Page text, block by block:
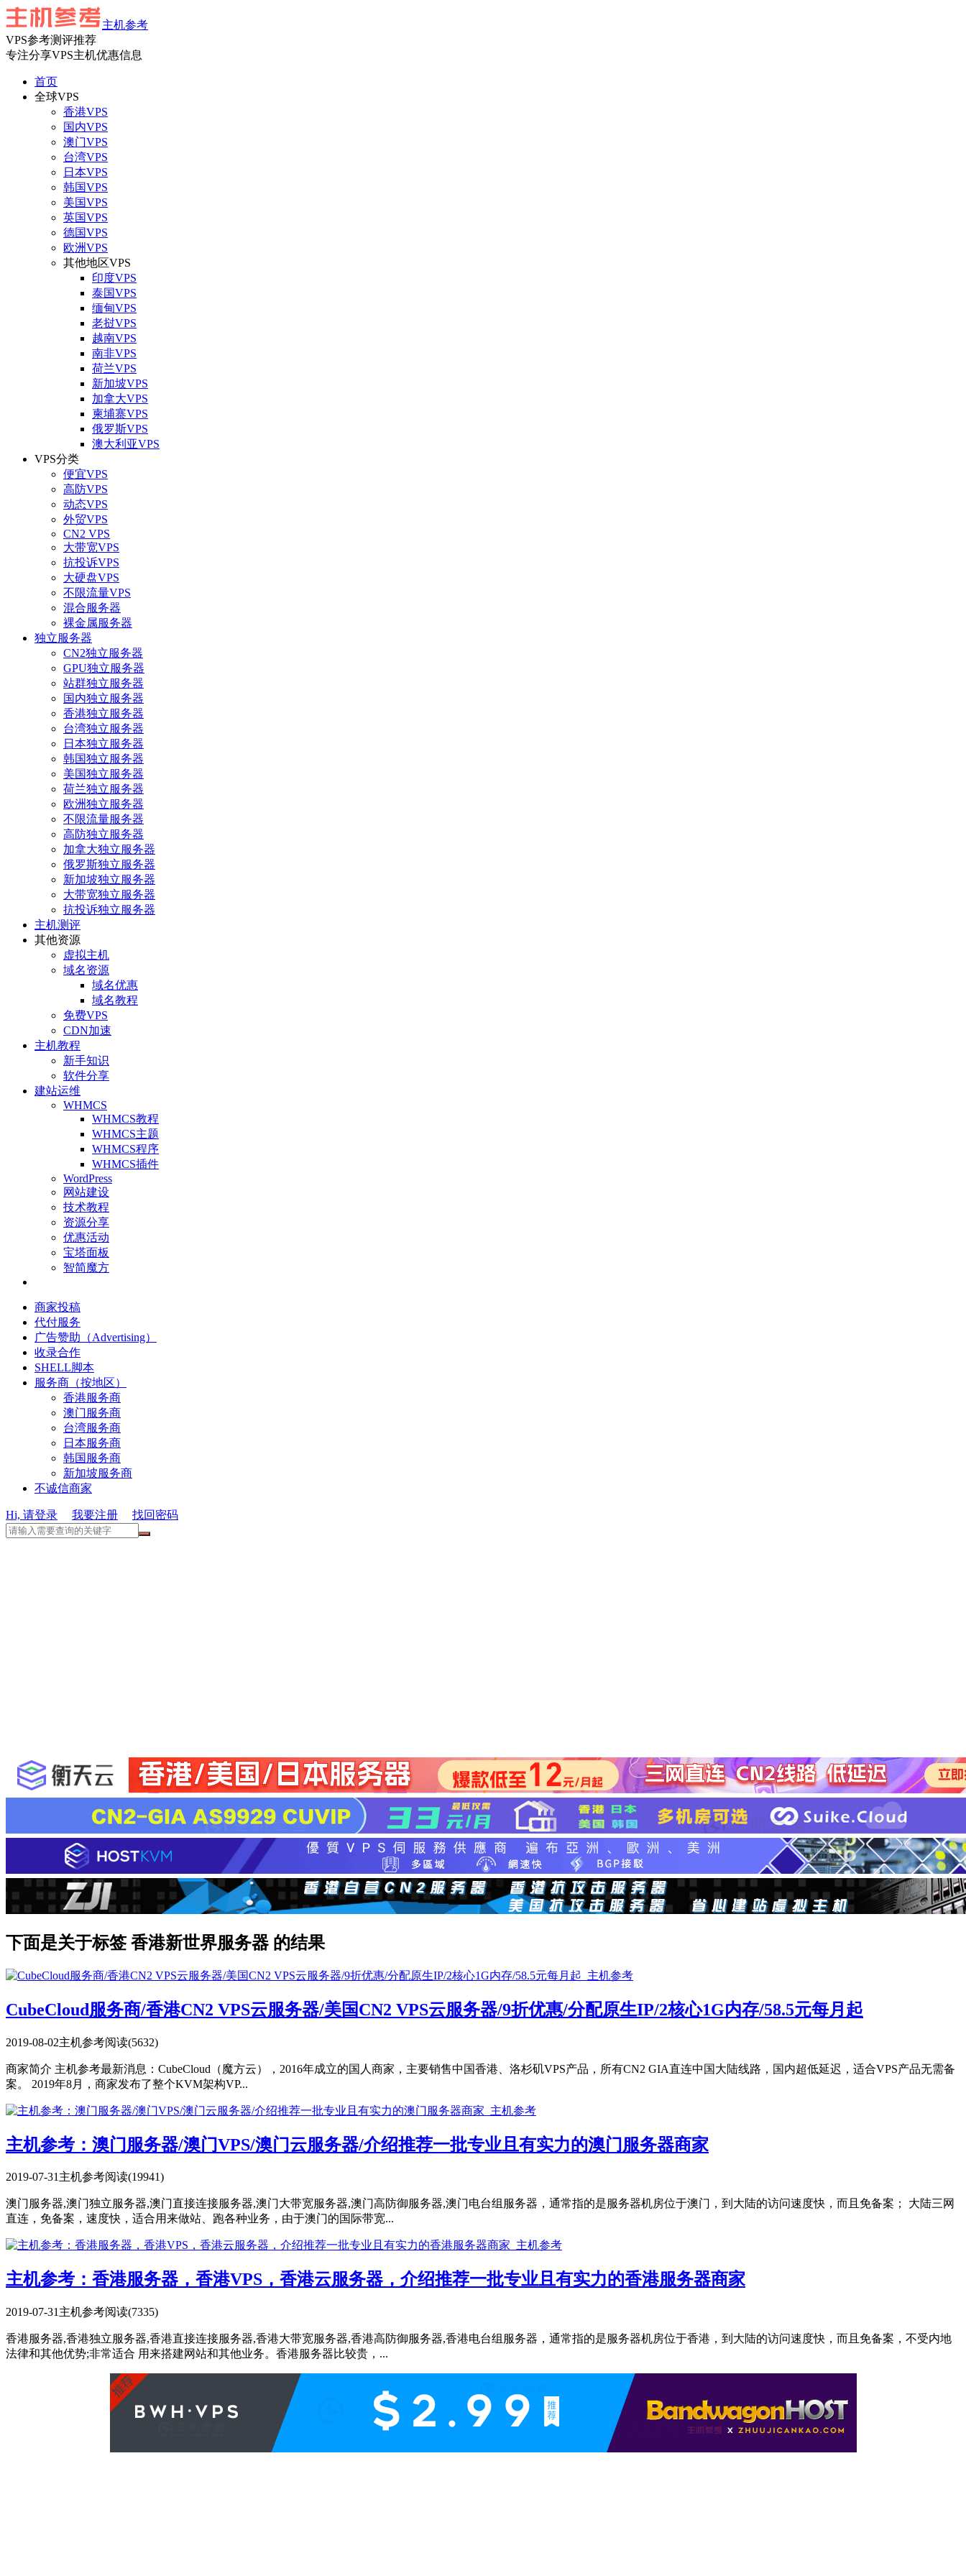
主机参考
VPS参考测评推荐
专注分享VPS主机优惠信息
首页
全球VPS
香港VPS
国内VPS
澳门VPS
台湾VPS
日本VPS
韩国VPS
美国VPS
英国VPS
德国VPS
欧洲VPS
其他地区VPS
印度VPS
泰国VPS
缅甸VPS
老挝VPS
越南VPS
南非VPS
荷兰VPS
新加坡VPS
加拿大VPS
柬埔寨VPS
俄罗斯VPS
澳大利亚VPS
VPS分类
便宜VPS
高防VPS
动态VPS
外贸VPS
CN2 VPS
大带宽VPS
抗投诉VPS
大硬盘VPS
不限流量VPS
混合服务器
裸金属服务器
独立服务器
CN2独立服务器
GPU独立服务器
站群独立服务器
国内独立服务器
香港独立服务器
台湾独立服务器
日本独立服务器
韩国独立服务器
美国独立服务器
荷兰独立服务器
欧洲独立服务器
不限流量服务器
高防独立服务器
加拿大独立服务器
俄罗斯独立服务器
新加坡独立服务器
大带宽独立服务器
抗投诉独立服务器
主机测评
其他资源
虚拟主机
域名资源
域名优惠
域名教程
免费VPS
CDN加速
主机教程
新手知识
软件分享
建站运维
WHMCS
WHMCS教程
WHMCS主题
WHMCS程序
WHMCS插件
WordPress
网站建设
技术教程
资源分享
优惠活动
宝塔面板
智简魔方
商家投稿
代付服务
广告赞助（Advertising）
收录合作
SHELL脚本
服务商（按地区）
香港服务商
澳门服务商
台湾服务商
日本服务商
韩国服务商
新加坡服务商
不诚信商家
Hi, 请登录 我要注册 找回密码
下面是关于标签 香港新世界服务器 的结果
CubeCloud服务商/香港CN2 VPS云服务器/美国CN2 VPS云服务器/9折优惠/分配原生IP/2核心1G内存/58.5元每月起
2019-08-02主机参考阅读(5632)
商家简介 主机参考最新消息：CubeCloud（魔方云），2016年成立的国人商家，主要销售中国香港、洛杉矶VPS产品，所有CN2 GIA直连中国大陆线路，国内超低延迟，适合VPS产品无需备
案。 2019年8月，商家发布了整个KVM架构VP...
主机参考：澳门服务器/澳门VPS/澳门云服务器/介绍推荐一批专业且有实力的澳门服务器商家
2019-07-31主机参考阅读(19941)
澳门服务器,澳门独立服务器,澳门直接连接服务器,澳门大带宽服务器,澳门高防御服务器,澳门电台组服务器，通常指的是服务器机房位于澳门，到大陆的访问速度快，而且免备案； 大陆三网
直连，免备案，速度快，适合用来做站、跑各种业务，由于澳门的国际带宽...
主机参考：香港服务器，香港VPS，香港云服务器，介绍推荐一批专业且有实力的香港服务器商家
2019-07-31 主机参考阅读(7335)
香港服务器,香港独立服务器,香港直接连接服务器,香港大带宽服务器,香港高防御服务器,香港电台组服务器，通常指的是服务器机房位于香港，到大陆的访问速度快，而且免备案，不受内地
法律和其他优势;非常适合 用来搭建网站和其他业务。香港服务器比较贵，...